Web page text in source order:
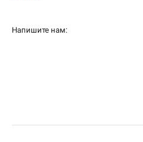
Напишите нам: